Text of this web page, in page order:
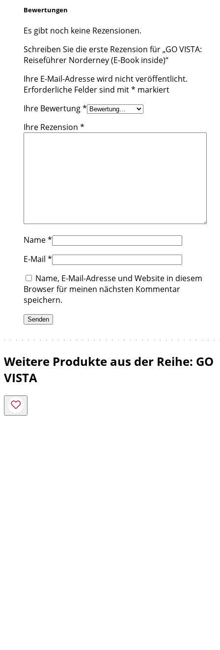
Bewertungen
Es gibt noch keine Rezensionen.
Schreiben Sie die erste Rezension für „GO VISTA:
Reiseführer Norderney (E-Book inside)“
Ihre E-Mail-Adresse wird nicht veröffentlicht.
Erforderliche Felder sind mit* markiert
Ihre Bewertung*
Ihre Rezension *
Name*
E-Mail *
Name, E-Mail-Adresse und Website in diesem
Browser für meinen nächsten Kommentar
speichern.
Weitere Produkte aus der Reihe: GO
VISTA